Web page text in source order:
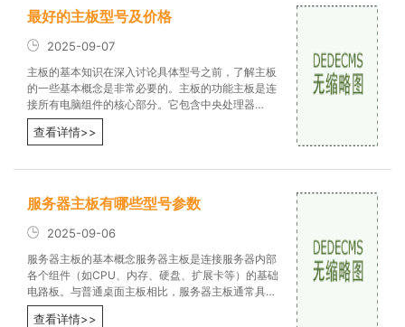
最好的主板型号及价格
2025-09-07
主板的基本知识在深入讨论具体型号之前，了解主板
的一些基本概念是非常必要的。主板的功能主板是连
接所有电脑组件的核心部分。它包含中央处理器
（CPU）、内存（RAM）、存储设备
查看详情>>
服务器主板有哪些型号参数
2025-09-06
服务器主板的基本概念服务器主板是连接服务器内部
各个组件（如CPU、内存、硬盘、扩展卡等）的基础
电路板。与普通桌面主板相比，服务器主板通常具备
更高的稳定性、可扩展性和冗
查看详情>>